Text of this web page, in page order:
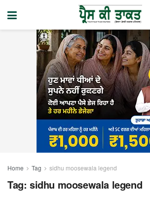
Home Tag sidhu moosewala legend
Tag: sidhu moosewala legend